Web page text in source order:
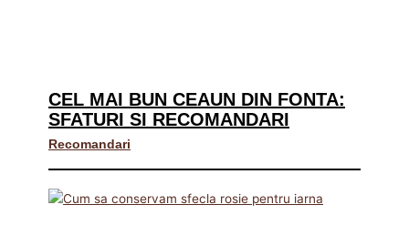
CEL MAI BUN CEAUN DIN FONTA:
SFATURI SI RECOMANDARI
Recomandari